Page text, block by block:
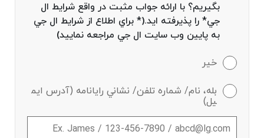
بگيريم؟ با ارائه جواب مثبت در واقع شرايط ال
جي* را پذيرفته ايد.(* براي اطلاع از شرايط ال جي
به پايين وب سايت ال جي مراجعه نماييد)
خير
بله، نام/ شماره تلفن/ نشاني رايانامه (آدرس ايم
يل)